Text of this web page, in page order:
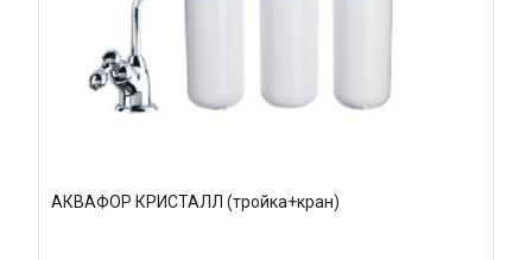
АКВАФОР КРИСТАЛЛ (тройка+кран)